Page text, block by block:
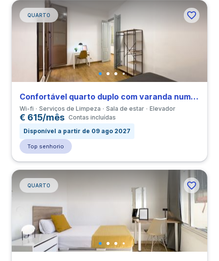
QUARTO
Confortável quarto duplo com varanda num apartamento com 4 quartos em El Raval
Wi-fi Serviços de Limpeza Sala de estar Elevador
€ 615/mês Contas incluídas
Disponível a partir de 09 ago 2027
Top senhorio
QUARTO